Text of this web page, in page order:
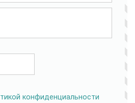
конфиденциальности